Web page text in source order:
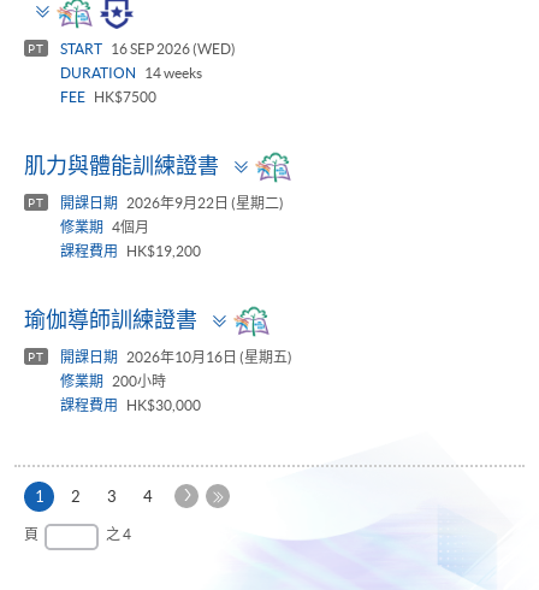
panel
PT START
16 SEP 2026 (WED)
DURATION
14 weeks
FEE
HK$7500
肌力與體能訓練證書
Toggle
panel
PT 開課日期
2026年9月22日 (星期二)
修業期
4個月
課程費用
HK$19,200
瑜伽導師訓練證書
Toggle
panel
PT 開課日期
2026年10月16日 (星期五)
修業期
200小時
課程費用
HK$30,000
1 本
頁
2 3 4
下
頁 之 4